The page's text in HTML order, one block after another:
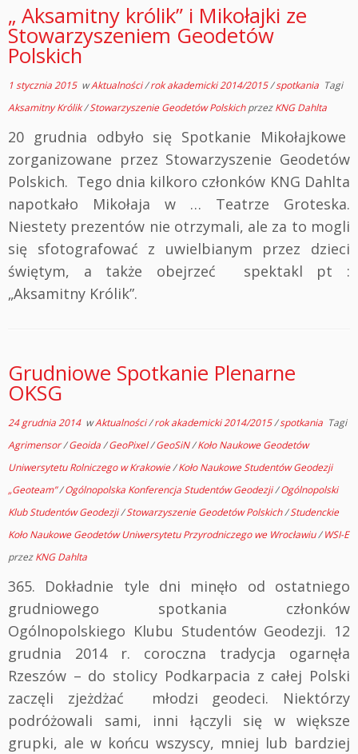
„ Aksamitny królik” i Mikołajki ze
Stowarzyszeniem Geodetów
Polskich
1 stycznia 2015wAktualności/rok akademicki 2014/2015/spotkania Tagi
Aksamitny Królik/Stowarzyszenie Geodetów PolskichprzezKNG Dahlta
20 grudnia odbyło się Spotkanie Mikołajkowe
zorganizowane przez Stowarzyszenie Geodetów
Polskich. Tego dnia kilkoro członków KNG Dahlta
napotkało Mikołaja w … Teatrze Groteska.
Niestety prezentów nie otrzymali, ale za to mogli
się sfotografować z uwielbianym przez dzieci
świętym, a także obejrzeć spektakl pt :
„Aksamitny Królik”.
Grudniowe Spotkanie Plenarne
OKSG
24 grudnia 2014wAktualności/rok akademicki 2014/2015/spotkania Tagi
Agrimensor/Geoida/GeoPixel/GeoSiN/Koło Naukowe Geodetów
Uniwersytetu Rolniczego w Krakowie/Koło Naukowe Studentów Geodezji
„Geoteam”/Ogólnopolska Konferencja Studentów Geodezji/Ogólnopolski
Klub Studentów Geodezji/Stowarzyszenie Geodetów Polskich/Studenckie
Koło Naukowe Geodetów Uniwersytetu Przyrodniczego we Wrocławiu/WSI-E
przezKNG Dahlta
365. Dokładnie tyle dni minęło od ostatniego
grudniowego spotkania członków
Ogólnopolskiego Klubu Studentów Geodezji. 12
grudnia 2014 r. coroczna tradycja ogarnęła
Rzeszów – do stolicy Podkarpacia z całej Polski
zaczęli zjeżdżać młodzi geodeci. Niektórzy
podróżowali sami, inni łączyli się w większe
grupki, ale w końcu wszyscy, mniej lub bardziej